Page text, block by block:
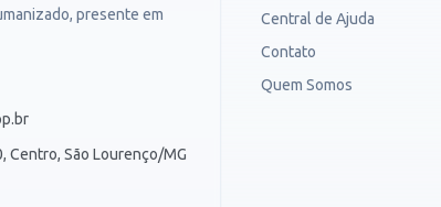
presente em
Centro, São Lourenço/MG
Central de Ajuda
Contato
Quem Somos